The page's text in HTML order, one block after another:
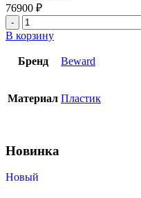
76900 ₽
В корзину
Бренд Beward
Материал Пластик
Новинка
Новый